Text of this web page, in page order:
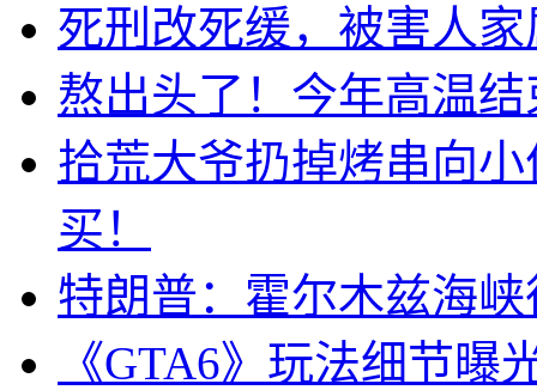
死刑改死缓，被害人
熬出头了！今年高温
拾荒大爷扔掉烤串向
买！
特朗普：霍尔木兹海
《GTA6》玩法细节